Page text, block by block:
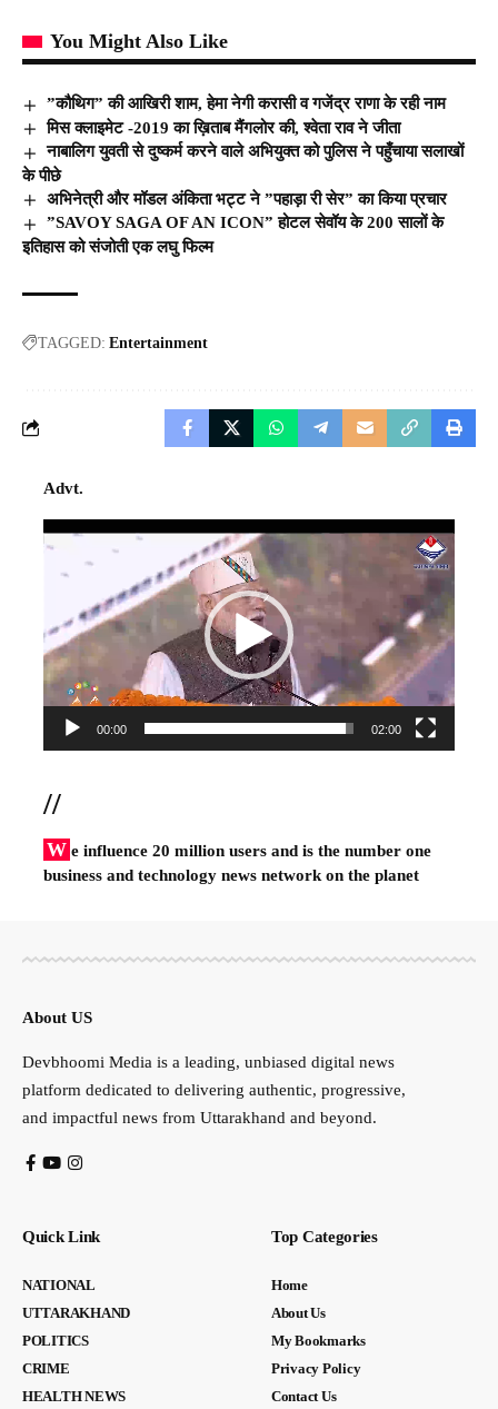
You Might Also Like
”कौथिग” की आखिरी शाम, हेमा नेगी करासी व गजेंद्र राणा के रही नाम
मिस क्लाइमेट -2019 का ख़िताब मैंगलोर की, श्वेता राव ने जीता
नाबालिग युवती से दुष्कर्म करने वाले अभियुक्त को पुलिस ने पहुँचाया सलाखों
के पीछे
अभिनेत्री और मॉडल अंकिता भट्ट ने ”पहाड़ा री सेर” का किया प्रचार
”SAVOY SAGA OF AN ICON” होटल सेवॉय के 200 सालों के
इतिहास को संजोती एक लघु फिल्म
TAGGED: Entertainment
Advt.
Video
00:00 02:00
//
W e influence 20 million users and is the number one
business and technology news network on the planet
About US
Devbhoomi Media is a leading, unbiased digital news
platform dedicated to delivering authentic, progressive,
and impactful news from Uttarakhand and beyond.
Quick Link
NATIONAL
UTTARAKHAND
POLITICS
CRIME
HEALTH NEWS
Top Categories
Home
About Us
My Bookmarks
Privacy Policy
Contact Us